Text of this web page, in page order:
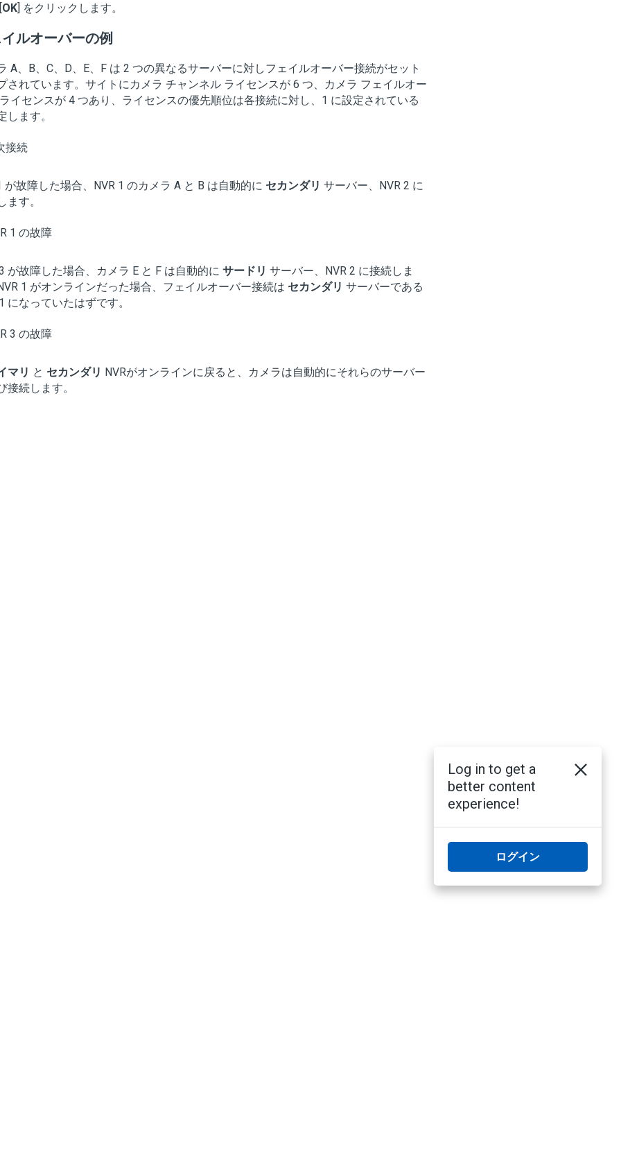
[OK] をクリックします。
ルオーバーの例
A、B、C、D、E、F は 2 つの異なるサーバーに対しフェイルオーバー接続がセット
されています。サイトにカメラ チャンネル ライセンスが 6 つ、カメラ フェイルオー
イセンスが 4 つあり、ライセンスの優先順位は各接続に対し、1 に設定されている
します。
が故障した場合、NVR 1 のカメラ A と B は自動的に セカンダリ サーバー、NVR 2 に
ます。
が故障した場合、カメラ E と F は自動的に サードリ サーバー、NVR 2 に接続しま
1 がオンラインだった場合、フェイルオーバー接続は セカンダリ サーバーである
になっていたはずです。
マリ と セカンダリ NVRがオンラインに戻ると、カメラは自動的にそれらのサーバー
接続します。
Log in to get a
better content
experience!
ログイン